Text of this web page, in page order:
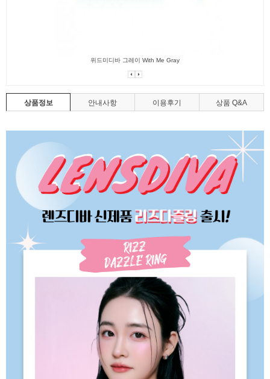
위드미디바 그레이 With Me Gray
상품정보 안내사항 이용후기 상품 Q&A